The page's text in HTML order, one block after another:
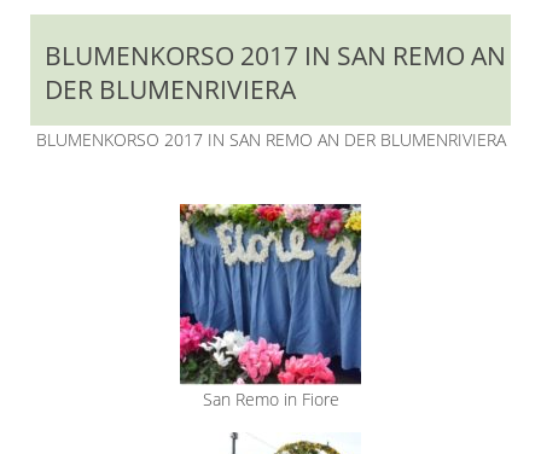
BLUMENKORSO 2017 IN SAN REMO AN
DER BLUMENRIVIERA
BLUMENKORSO 2017 IN SAN REMO AN DER BLUMENRIVIERA
San Remo in Fiore